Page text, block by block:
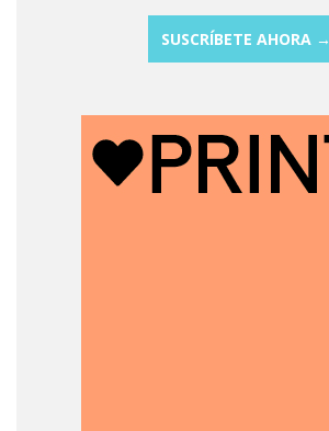
SUSCRÍBETE AHORA →